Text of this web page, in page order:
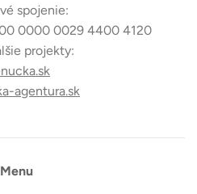
spojenie:
0000 0029 4400 4120
projekty:
agentura.sk
Menu